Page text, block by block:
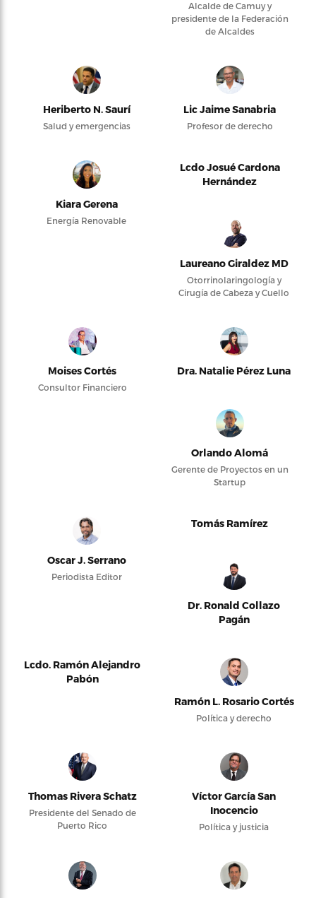
Alcalde de Camuy y
presidente de la Federación
de Alcaldes
Heriberto N. Saurí
Salud y emergencias
Lic Jaime Sanabria
Profesor de derecho
Kiara Gerena
Energía Renovable
Lcdo Josué Cardona
Hernández
Laureano Giraldez MD
Otorrinolaringología y
Cirugía de Cabeza y Cuello
Moises Cortés
Consultor Financiero
Dra. Natalie Pérez Luna
Orlando Alomá
Gerente de Proyectos en un
Startup
Oscar J. Serrano
Periodista Editor
Tomás Ramírez
Dr. Ronald Collazo
Pagán
Lcdo. Ramón Alejandro
Pabón
Ramón L. Rosario Cortés
Política y derecho
Thomas Rivera Schatz
Presidente del Senado de
Puerto Rico
Víctor García San
Inocencio
Política y justicia